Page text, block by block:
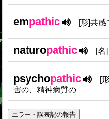
empathic [形]共感
naturopathic [名]
psychopathic
[形
害の、精神病質の
エラー・誤表記の報告